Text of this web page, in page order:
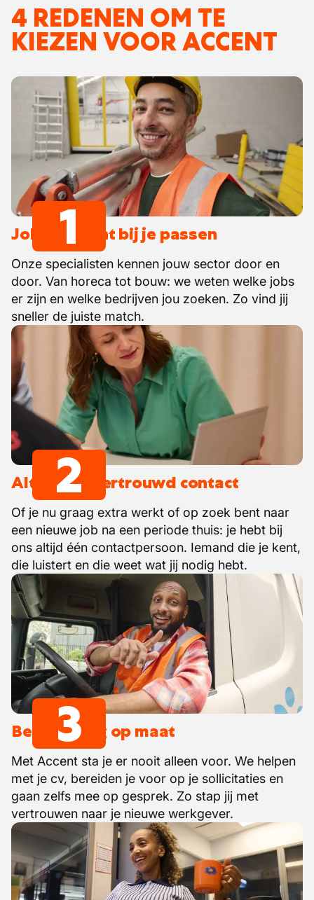
4 REDENEN OM TE
KIEZEN VOOR ACCENT
Jobs die écht bij je passen
Onze specialisten kennen jouw sector door en
door. Van horeca tot bouw: we weten welke jobs
er zijn en welke bedrijven jou zoeken. Zo vind jij
sneller de juiste match.
1
Altijd één vertrouwd contact
Of je nu graag extra werkt of op zoek bent naar
een nieuwe job na een periode thuis: je hebt bij
ons altijd één contactpersoon. Iemand die je kent,
die luistert en die weet wat jij nodig hebt.
2
Begeleiding op maat
Met Accent sta je er nooit alleen voor. We helpen
met je cv, bereiden je voor op je sollicitaties en
gaan zelfs mee op gesprek. Zo stap jij met
vertrouwen naar je nieuwe werkgever.
3